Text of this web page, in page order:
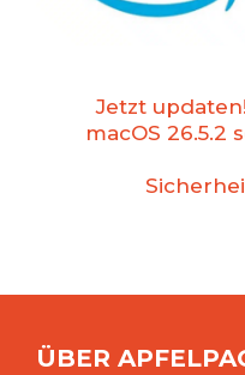
Jetzt
macOS 26.5.2
ÜBER